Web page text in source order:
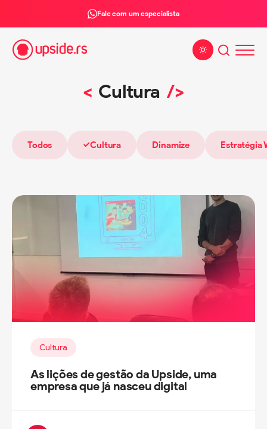
Fale com um especialista
Alterar tema
Cultura
Todos Cultura Dinamize Estratégia
Cultura
As lições de gestão da Upside, uma
empresa que já nasceu digital